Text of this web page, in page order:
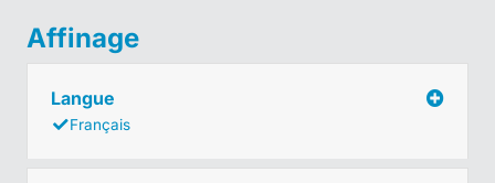
Affinage
Langue
Français